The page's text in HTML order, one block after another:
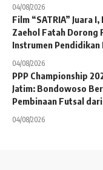
04/08/2026
Film “SATRIA” Juara
Zaehol Fatah Dorong
Instrumen
04/08/2026
PPP Championship
Jatim: Bondowoso
Pembinaan Futsal
04/08/2026